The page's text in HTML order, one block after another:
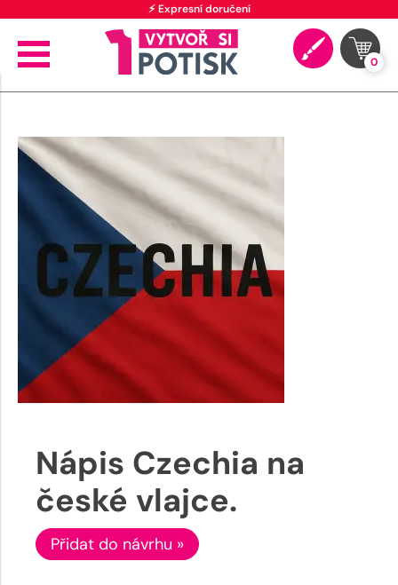
⚡ Expresní doručení
0
Nápis Czechia na
české vlajce.
Přidat do návrhu »